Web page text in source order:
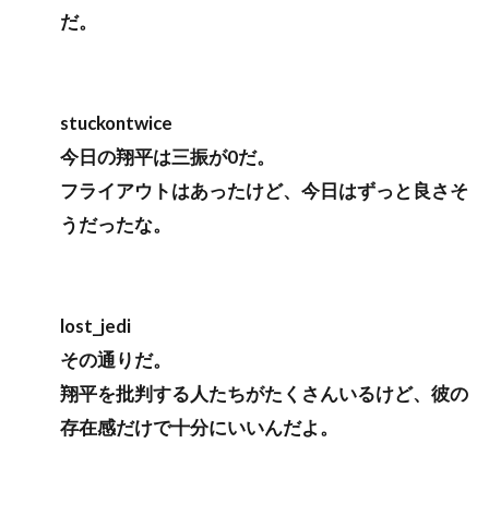
だ。
stuckontwice
今日の翔平は三振が0だ。
フライアウトはあったけど、今日はずっと良さそ
うだったな。
lost_jedi
その通りだ。
翔平を批判する人たちがたくさんいるけど、彼の
存在感だけで十分にいいんだよ。